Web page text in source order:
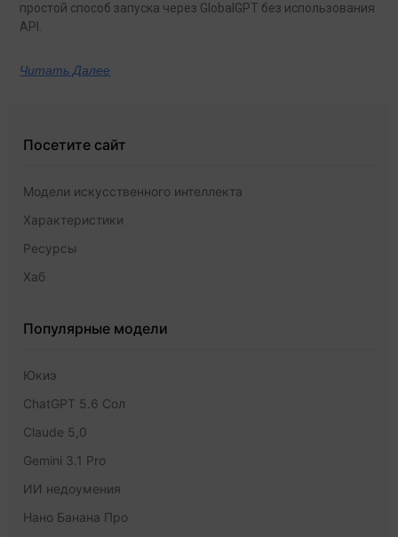
простой способ запуска через GlobalGPT без использования
API.
Читать Далее
Посетите сайт
Модели искусственного интеллекта
Характеристики
Ресурсы
Хаб
Популярные модели
Юкиэ
ChatGPT 5.6 Сол
Claude 5,0
Gemini 3.1 Pro
ИИ недоумения
Нано Банана Про